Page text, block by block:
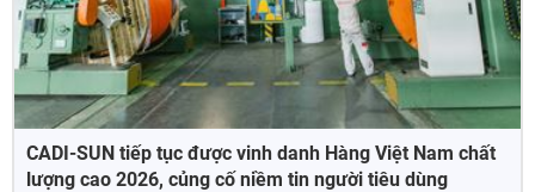
CADI-SUN tiếp tục được vinh danh Hàng Việt Nam chất
lượng cao 2026, củng cố niềm tin người tiêu dùng